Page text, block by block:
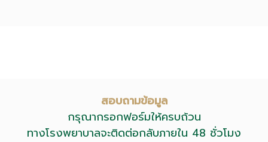
สอบถามข้อมูล
กรุณากรอกฟอร์มให้ครบถ้วน
ทางโรงพยาบาลจะติดต่อกลับภายใน 48 ชั่วโมง